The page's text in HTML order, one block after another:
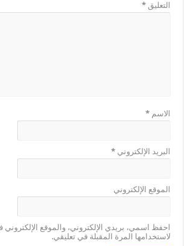
التعليق*
الاسم*
البريد الإلكتروني*
الموقع الإلكتروني
احفظ اسمي، بريدي الإلكتروني، والموقع
لاستخدامها المرة المقبلة في تعليقي.